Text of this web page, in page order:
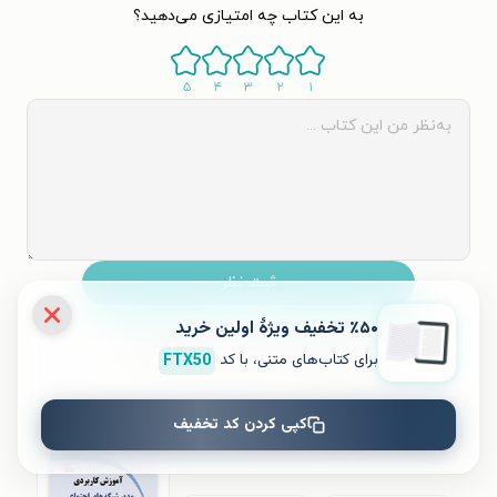
به این کتاب چه امتیازی می‌دهید؟
۱ ۲ ۳ ۴ ۵
ثبت نظر
نظری برای کتاب ثبت نشده است.
٪۵۰ تخفیف ویژۀ اولین خرید
برای کتاب‌های متنی، با کد FTX50
کپی کردن کد تخفیف